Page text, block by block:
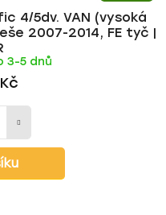
4/5dv. VAN (vysoká
2007-2014, FE tyč |
3-5 dnů